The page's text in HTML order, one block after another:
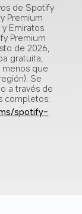
de Spotify
Premium
Emiratos
Premium
de 2026,
gratuita,
que
Se
a través de
completos:
spotify-